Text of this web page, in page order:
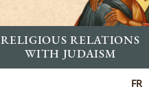
RELIGIOUS RELATIONS
WITH JUDAISM
FR